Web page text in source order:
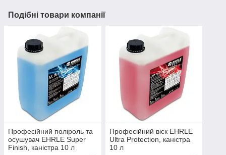
Подібні товари компанії
Професійний поліроль та
осушувач EHRLE Super
Finish, каністра 10 л
Професійний віск EHRLE
Ultra Protection, каністра
10 л